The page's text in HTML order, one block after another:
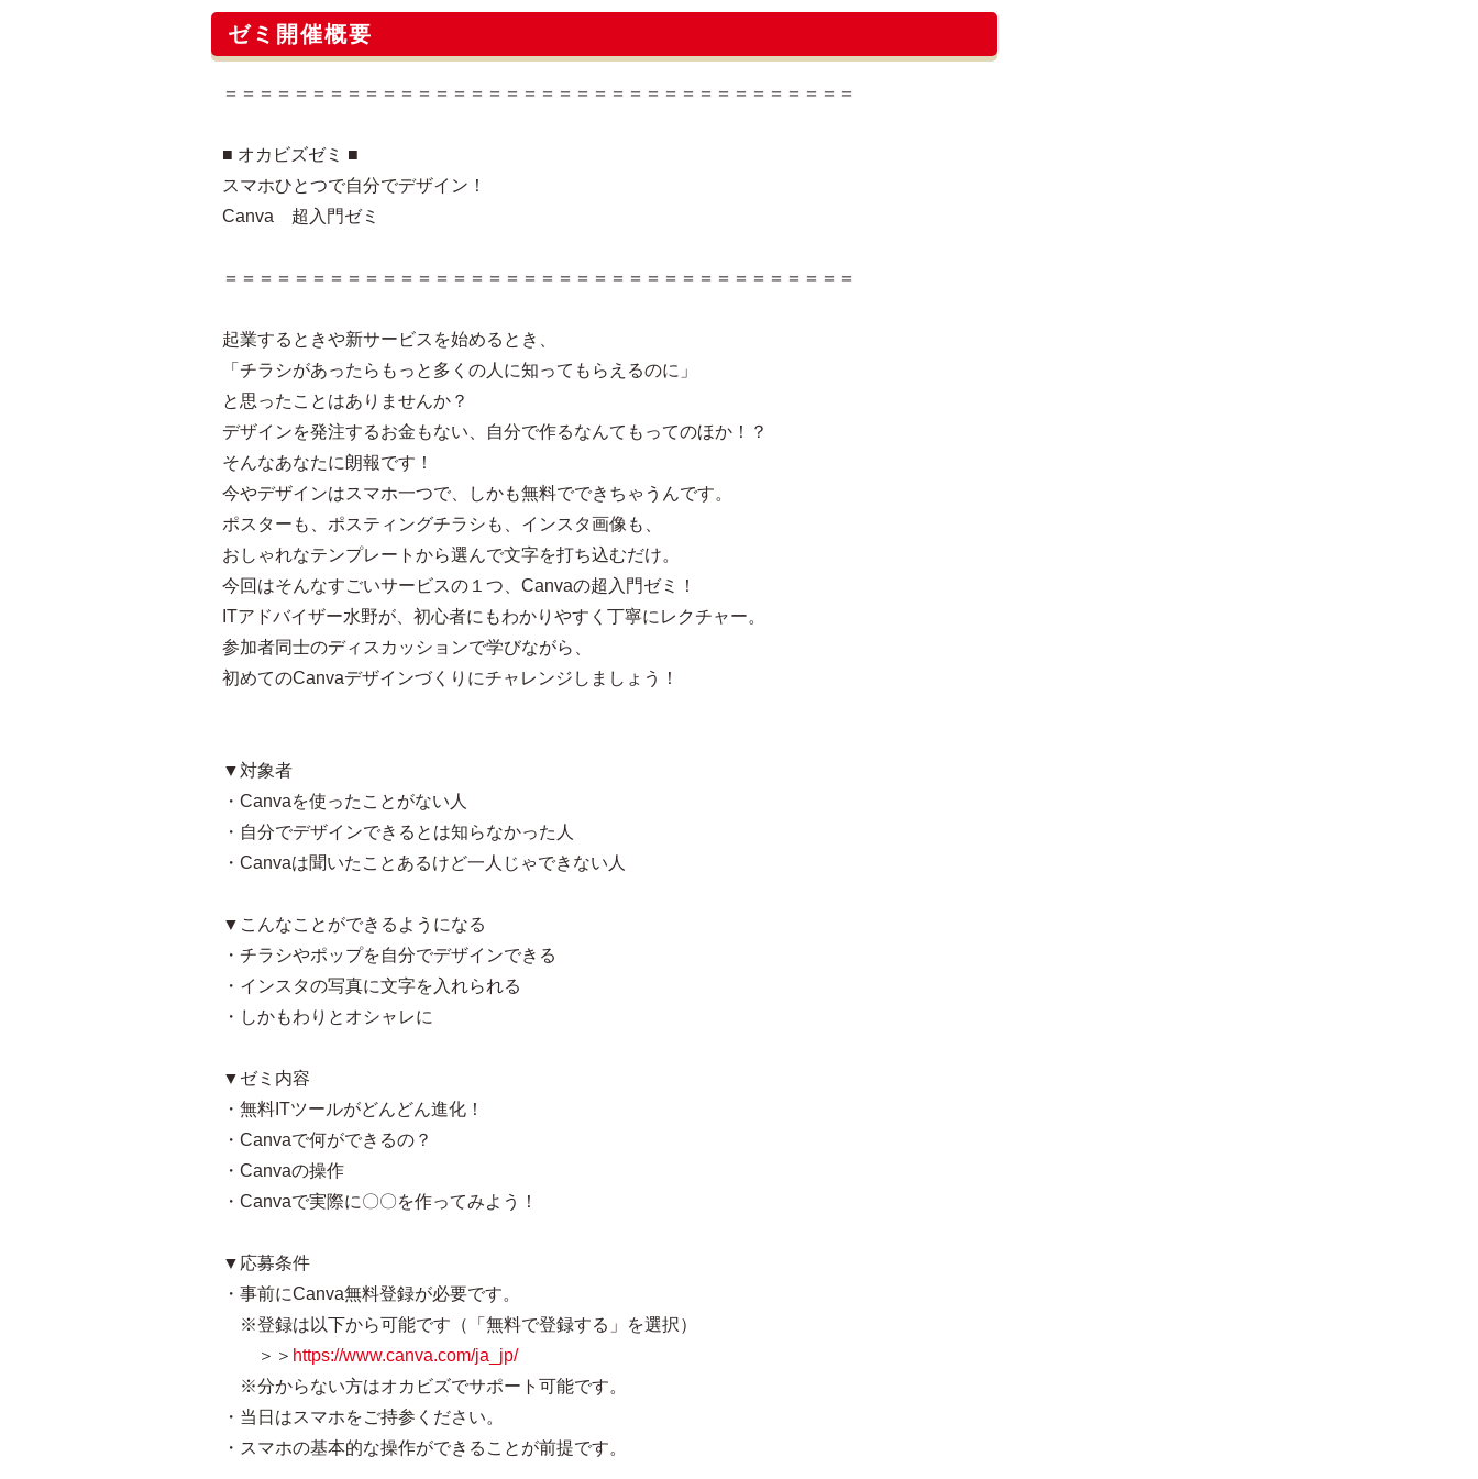
ゼミ開催概要
＝＝＝＝＝＝＝＝＝＝＝＝＝＝＝＝＝＝＝＝＝＝＝＝＝＝＝＝＝＝＝＝＝＝＝＝
■ オカビズゼミ ■
スマホひとつで自分でデザイン！
Canva 超入門ゼミ
＝＝＝＝＝＝＝＝＝＝＝＝＝＝＝＝＝＝＝＝＝＝＝＝＝＝＝＝＝＝＝＝＝＝＝＝
起業するときや新サービスを始めるとき、
「チラシがあったらもっと多くの人に知ってもらえるのに」
と思ったことはありませんか？
デザインを発注するお金もない、自分で作るなんてもってのほか！？
そんなあなたに朗報です！
今やデザインはスマホ一つで、しかも無料でできちゃうんです。
ポスターも、ポスティングチラシも、インスタ画像も、
おしゃれなテンプレートから選んで文字を打ち込むだけ。
今回はそんなすごいサービスの１つ、Canvaの超入門ゼミ！
ITアドバイザー水野が、初心者にもわかりやすく丁寧にレクチャー。
参加者同士のディスカッションで学びながら、
初めてのCanvaデザインづくりにチャレンジしましょう！
▼対象者
・Canvaを使ったことがない人
・自分でデザインできるとは知らなかった人
・Canvaは聞いたことあるけど一人じゃできない人
▼こんなことができるようになる
・チラシやポップを自分でデザインできる
・インスタの写真に文字を入れられる
・しかもわりとオシャレに
▼ゼミ内容
・無料ITツールがどんどん進化！
・Canvaで何ができるの？
・Canvaの操作
・Canvaで実際に〇〇を作ってみよう！
▼応募条件
・事前にCanva無料登録が必要です。
※登録は以下から可能です（「無料で登録する」を選択）
＞＞ https://www.canva.com/ja_jp/
※分からない方はオカビズでサポート可能です。
・当日はスマホをご持参ください。
・スマホの基本的な操作ができることが前提です。